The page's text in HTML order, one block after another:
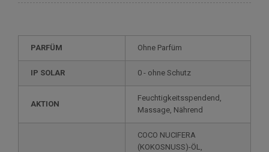
PARFÜM Ohne Parfüm
IP SOLAR 0 - ohne Schutz
AKTION
Feuchtigkeitsspendend,
Massage, Nährend
COCO NUCIFERA
(KOKOSNUSS)-ÖL,